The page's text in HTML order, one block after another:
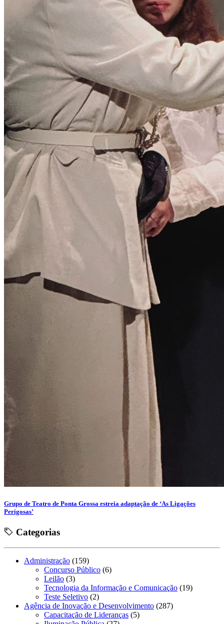
Grupo de Teatro de Ponta Grossa estreia adaptação de ‘As Ligações
Perigosas’
Categorias
Administração (159)
Concurso Público (6)
Leilão (3)
Tecnologia da Informação e Comunicação (19)
Teste Seletivo (2)
Agência de Inovação e Desenvolvimento (287)
Capacitação de Lideranças (5)